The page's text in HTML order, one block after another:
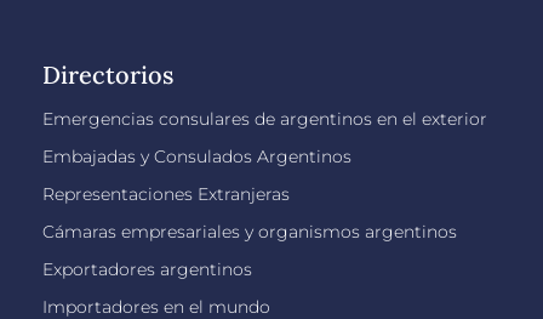
Directorios
Emergencias consulares de argentinos en el exterior
Embajadas y Consulados Argentinos
Representaciones Extranjeras
Cámaras empresariales y organismos argentinos
Exportadores argentinos
Importadores en el mundo